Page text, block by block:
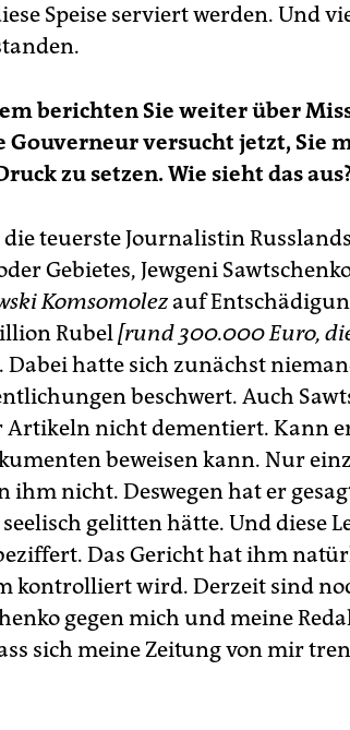
Speise serviert werden. Und
berichten Sie weiter über
Gouverneur versucht jetzt,
zu setzen. Wie sieht das
teuerste Journalistin
Gebietes, Jewgeni
Komsomolezauf
Rubel[rund 300.000 Euro,
Dabei hatte sich zunächst
beschwert. Auch
Artikeln nicht dementiert. Kann
beweisen kann. Nur
ihm nicht. Deswegen hat er
gelitten hätte. Und diese
Das Gericht hat ihm
kontrolliert wird. Derzeit sind
gegen mich und meine
sich meine Zeitung von mir